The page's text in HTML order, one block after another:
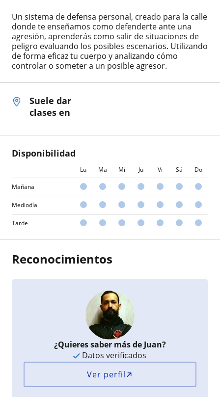
Suele dar
clases en
Disponibilidad
Lu Ma Mi Ju Vi Sá Do
Mañana
Mediodía
Tarde
Un sistema de defensa personal, creado para la calle
donde te enseñamos como defenderte ante una
agresión, aprenderás como salir de situaciones de
peligro evaluando los posibles escenarios. Utilizando
de forma eficaz tu cuerpo y analizando cómo
controlar o someter a un posible agresor.
Reconocimientos
¿Quieres saber más de Juan?
Datos verificados
Ver perfil